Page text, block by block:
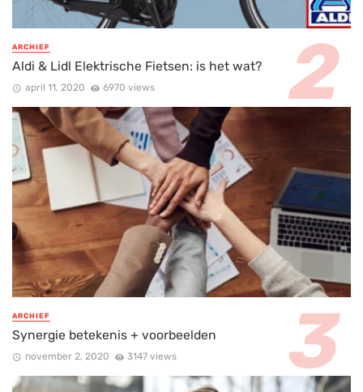
ARCHIEF
Aldi & Lidl Elektrische Fietsen: is het wat?
april 11, 2020 6970 views
ARCHIEF
Synergie betekenis + voorbeelden
november 2, 2020 3147 views